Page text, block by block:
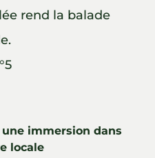
rend la balade
immersion dans
locale